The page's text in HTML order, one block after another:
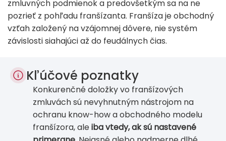
zmluvných podmienok a predovšetkým sa na ne
pozrieť z pohľadu franšízanta. Franšíza je obchodný
vzťah založený na vzájomnej dôvere, nie systém
závislosti siahajúci až do feudálnych čias.
Kľúčové poznatky
Konkurenčné doložky vo franšízových
zmluvách sú nevyhnutným nástrojom na
ochranu know-how a obchodného modelu
franšízora, aleiba vtedy, ak sú nastavené